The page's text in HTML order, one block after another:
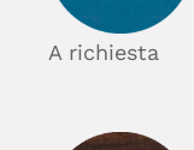
A richiesta